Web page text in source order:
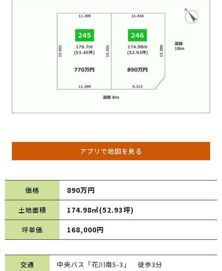
アプリで地図を見る
価格 890万円
土地面積 174.98㎡(52.93坪)
坪単価 168,000円
交通
中央バス「花川南5-3」 徒歩3分